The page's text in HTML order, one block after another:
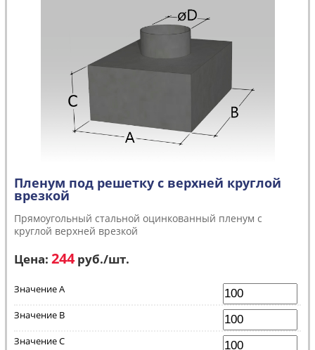
Пленум под решетку с верхней круглой
врезкой
Прямоугольный стальной оцинкованный пленум с
круглой верхней врезкой
Цена: 244 руб./шт.
Значение A
Значение B
Значение С